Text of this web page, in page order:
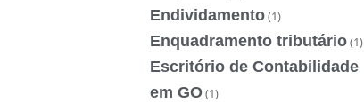
Endividamento(1)
Enquadramento tributário(1)
Escritório de Contabilidade
em GO(1)